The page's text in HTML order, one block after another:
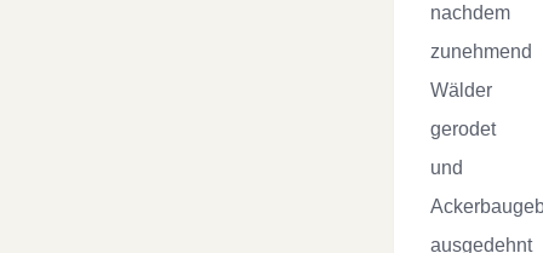
nachdem
zunehmend
Wälder
gerodet
und
ausgedehnt